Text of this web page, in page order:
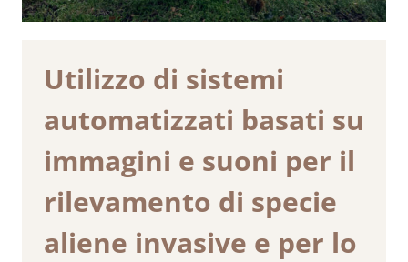
Utilizzo di sistemi
automatizzati basati su
immagini e suoni per il
rilevamento di specie
aliene invasive e per lo